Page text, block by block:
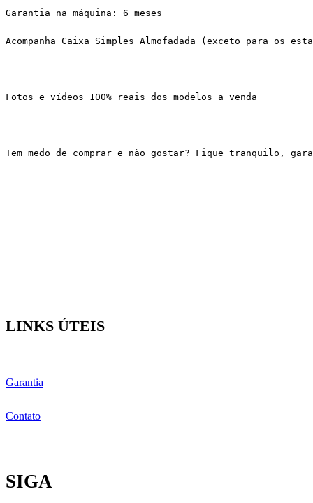
Garantia na máquina: 6 meses
Acompanha Caixa Simples Almofadada (exceto para os
Fotos e vídeos 100% reais dos modelos a venda
Tem medo de comprar e não gostar? Fique tranquilo,
LINKS ÚTEIS
Garantia
Contato
SIGA